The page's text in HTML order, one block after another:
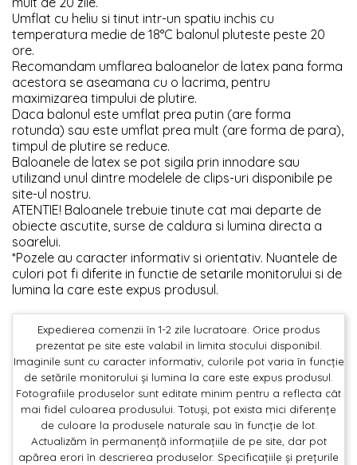
Umflat cu heliu si tinut intr-un spatiu inchis cu
temperatura medie de 18°C balonul pluteste peste 20
ore.
Recomandam umflarea baloanelor de latex pana forma
acestora se aseamana cu o lacrima, pentru
maximizarea timpului de plutire.
Daca balonul este umflat prea putin (are forma
rotunda) sau este umflat prea mult (are forma de para),
timpul de plutire se reduce.
Baloanele de latex se pot sigila prin innodare sau
utilizand unul dintre modelele de clips-uri disponibile pe
site-ul nostru.
ATENTIE! Baloanele trebuie tinute cat mai departe de
obiecte ascutite, surse de caldura si lumina directa a
soarelui.
*Pozele au caracter informativ si orientativ. Nuantele de
culori pot fi diferite in functie de setarile monitorului si de
lumina la care este expus produsul.
Expedierea comenzii în 1-2 zile lucratoare. Orice produs
prezentat pe site este valabil in limita stocului disponibil.
Imaginile sunt cu caracter informativ, culorile pot varia în funcție
de setările monitorului și lumina la care este expus produsul.
Fotografiile produselor sunt editate minim pentru a reflecta cât
mai fidel culoarea produsului. Totuși, pot exista mici diferențe
de culoare la produsele naturale sau în funcție de lot.
Actualizăm în permanență informațiile de pe site, dar pot
apărea erori în descrierea produselor. Specificațiile și prețurile